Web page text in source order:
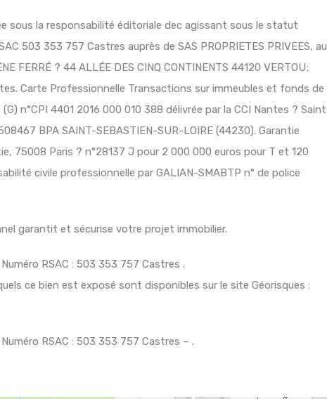
sous la responsabilité éditoriale dec agissant sous le statut
503 353 757 Castres auprès de SAS PROPRIETES PRIVEES, au
FERRÉ ? 44 ALLÉE DES CINQ CONTINENTS 44120 VERTOU;
Carte Professionnelle Transactions sur immeubles et fonds de
n°CPI 4401 2016 000 010 388 délivrée par la CCI Nantes ? Saint
BPA SAINT-SEBASTIEN-SUR-LOIRE (44230). Garantie
75008 Paris ? n°28137 J pour 2 000 000 euros pour T et 120
civile professionnelle par GALIAN-SMABTP n° de police
garantit et sécurise votre projet immobilier.
RSAC : 503 353 757 Castres .
ce bien est exposé sont disponibles sur le site Géorisques :
RSAC : 503 353 757 Castres – .